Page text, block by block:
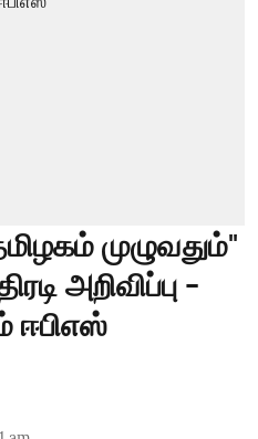
முழுவதும்"
அறிவிப்பு -
ஈபிஎஸ்